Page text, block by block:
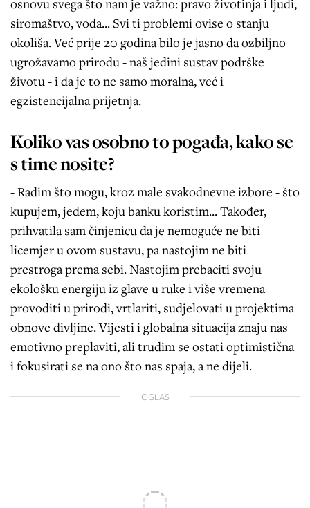
siromaštvo, voda... Svi ti problemi ovise o stanju
okoliša. Već prije 20 godina bilo je jasno da ozbiljno
ugrožavamo prirodu - naš jedini sustav podrške
životu - i da je to ne samo moralna, već i
egzistencijalna prijetnja.
Koliko vas osobno to pogađa, kako se
s time nosite?
- Radim što mogu, kroz male svakodnevne izbore - što
kupujem, jedem, koju banku koristim... Također,
prihvatila sam činjenicu da je nemoguće ne biti
licemjer u ovom sustavu, pa nastojim ne biti
prestroga prema sebi. Nastojim prebaciti svoju
ekološku energiju iz glave u ruke i više vremena
provoditi u prirodi, vrtlariti, sudjelovati u projektima
obnove divljine. Vijesti i globalna situacija znaju nas
emotivno preplaviti, ali trudim se ostati optimistična
i fokusirati se na ono što nas spaja, a ne dijeli.
OGLAS